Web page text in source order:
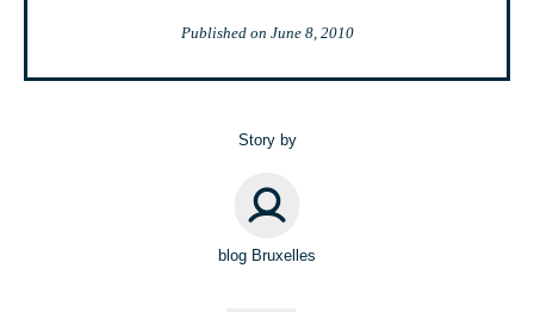
Published on June 8, 2010
Story by
blog Bruxelles